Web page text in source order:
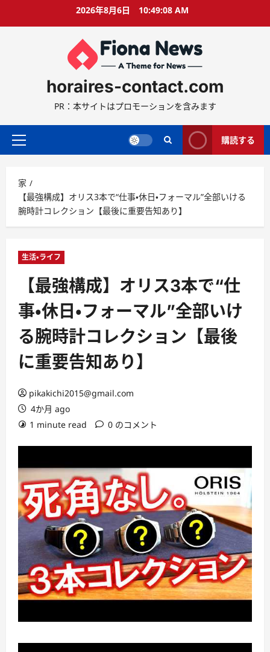
2026年8月6日 10:49:09 AM
horaires-contact.com
PR：本サイトはプロモーションを含みます
プ
マ
リ
ー
メ
ュ
購読する
家
【最強構成】オリス3本で“仕事・休日・フォーマル”全部いける
腕時計コレクション【最後に重要告知あり】
生活・ライフ
【最強構成】オリス3本で“仕
事・休日・フォーマル”全部いけ
る腕時計コレクション【最後
に重要告知あり】
pikakichi2015@gmail.com
4か月 ago
1 minute read
0 のコメント